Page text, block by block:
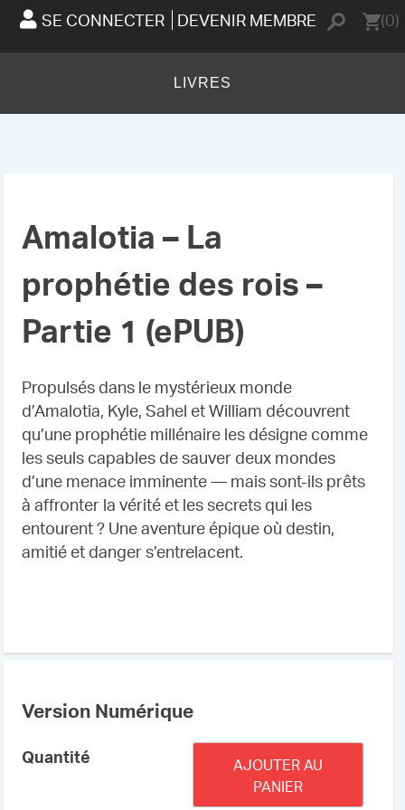
SE CONNECTER DEVENIR MEMBRE (0)
LIVRES
Amalotia – La
prophétie des rois –
Partie 1 (ePUB)
Propulsés dans le mystérieux monde
d’Amalotia, Kyle, Sahel et William découvrent
qu’une prophétie millénaire les désigne comme
les seuls capables de sauver deux mondes
d’une menace imminente — mais sont-ils prêts
à affronter la vérité et les secrets qui les
entourent ? Une aventure épique où destin,
amitié et danger s’entrelacent.
Version Numérique
Quantité
AJOUTER AU
PANIER